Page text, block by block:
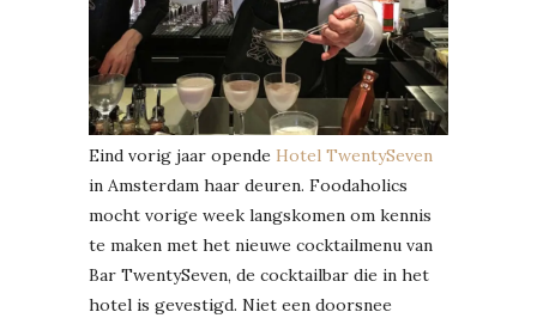
Eind vorig jaar opende Hotel TwentySeven
in Amsterdam haar deuren. Foodaholics
mocht vorige week langskomen om kennis
te maken met het nieuwe cocktailmenu van
Bar TwentySeven, de cocktailbar die in het
hotel is gevestigd. Niet een doorsnee